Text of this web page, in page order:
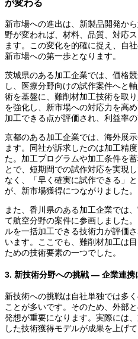
新市場への進出は、新製品開発か
野が変われば、材料、品質、対応
ます。この変化を的確に捉え、自
新市場への第一歩となります。
茨城県のある加工企業では、価格
し、医療分野向けの試作案件へと
術を基盤に、難削材加工技術を取
を強化し、新市場への対応力を高
加工できる点が評価され、利益率
京都のある加工企業では、海外展
ます。同社が訴求したのは加工精
た。加工プログラムや加工条件を
とで、短期間での試作対応を実現
なく、「早く確実に試作できる」
が、新市場獲得につながりました。
また、香川県のある加工企業では
て航空分野の案件に参画しました
ルを一括加工できる技術力が評価
います。ここでも、難削材加工は
ための技術要素の一つでした。
3. 新技術分野への挑戦 ― 企業連携
新技術への挑戦は自社単独では多
ことが多いです。そのため、外部
発想が重要になります。実際には
した技術獲得モデルが成果を上げて